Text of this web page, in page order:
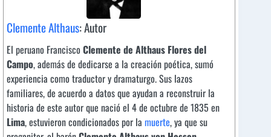
Clemente Althaus: Autor
El peruano Francisco Clemente de Althaus Flores del
Campo, además de dedicarse a la creación poética, sumó
experiencia como traductor y dramaturgo. Sus lazos
familiares, de acuerdo a datos que ayudan a reconstruir la
historia de este autor que nació el 4 de octubre de 1835 en
Lima, estuvieron condicionados por la muerte, ya que su